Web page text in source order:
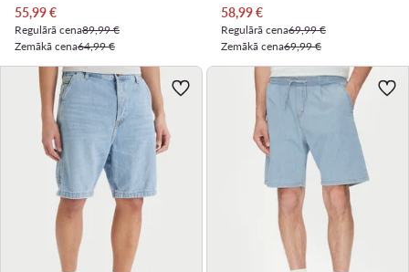
Pašreizējā cena
55,99€
Regulārā cena89,99 €
Zemākā cena64,99 €
Pašreizējā cena
58,99€
Regulārā cena69,99 €
Zemākā cena69,99 €